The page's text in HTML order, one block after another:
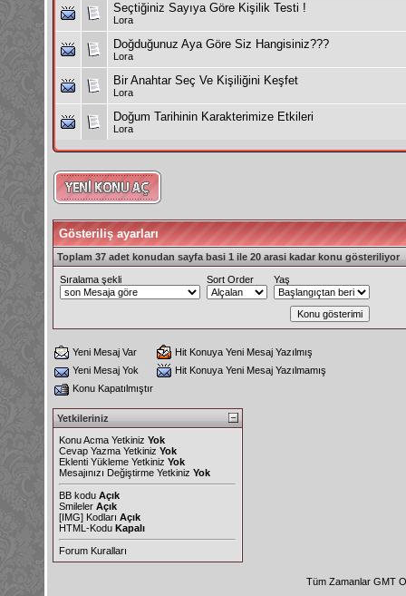
Seçtiğiniz Sayıya Göre Kişilik Testi !
Lora
Doğduğunuz Aya Göre Siz Hangisiniz???
Lora
Bir Anahtar Seç Ve Kişiliğini Keşfet
Lora
Doğum Tarihinin Karakterimize Etkileri
Lora
Gösteriliş ayarları
Toplam 37 adet konudan sayfa basi 1 ile 20 arasi kadar konu gösteriliyor
Sıralama şekli Sort Order Yaş
Yeni Mesaj Var
Hit Konuya Yeni Mesaj Yazılmış
Yeni Mesaj Yok
Hit Konuya Yeni Mesaj Yazılmamış
Konu Kapatılmıştır
Yetkileriniz
Konu Acma Yetkiniz Yok
Cevap Yazma Yetkiniz Yok
Eklenti Yükleme Yetkiniz Yok
Mesajınızı Değiştirme Yetkiniz Yok
BB kodu Açık
Smileler Açık
[IMG] Kodları Açık
HTML-Kodu Kapalı
Forum Kuralları
Tüm Zamanlar GMT